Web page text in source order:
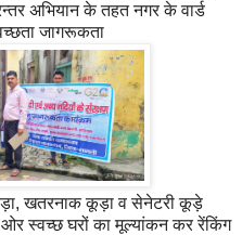
अभियान के तहत नगर के वार्ड
जागरूकता
खतरनाक कूड़ा व सेनेटरी कूड़े
स्वच्छ घरों का मूल्यांकन कर रेंकिंग